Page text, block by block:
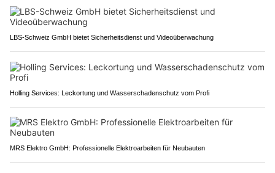
LBS-Schweiz GmbH bietet Sicherheitsdienst und Videoüberwachung
Holling Services: Leckortung und Wasserschadenschutz vom Profi
MRS Elektro GmbH: Professionelle Elektroarbeiten für Neubauten